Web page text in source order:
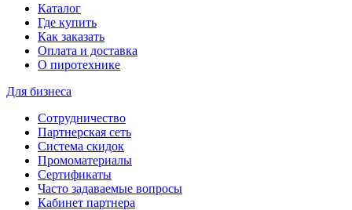
Каталог
Где купить
Как заказать
Оплата и доставка
О пиротехнике
Для бизнеса
Сотрудничество
Партнерская сеть
Система скидок
Промоматериалы
Сертификаты
Часто задаваемые вопросы
Кабинет партнера